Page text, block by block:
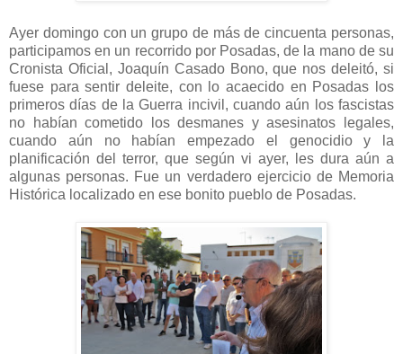
Ayer domingo con un grupo de más de cincuenta personas,
participamos en un recorrido por Posadas, de la mano de su
Cronista Oficial, Joaquín Casado Bono, que nos deleitó, si
fuese para sentir deleite, con lo acaecido en Posadas los
primeros días de la Guerra incivil, cuando aún los fascistas
no habían cometido los desmanes y asesinatos legales,
cuando aún no habían empezado el genocidio y la
planificación del terror, que según vi ayer, les dura aún a
algunas personas. Fue un verdadero ejercicio de Memoria
Histórica localizado en ese bonito pueblo de Posadas.